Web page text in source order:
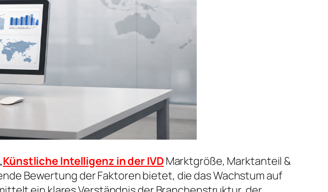
Künstliche Intelligenz in der IVDMarktgröße, Marktanteil &
Bewertung der Faktoren bietet, die das Wachstum auf